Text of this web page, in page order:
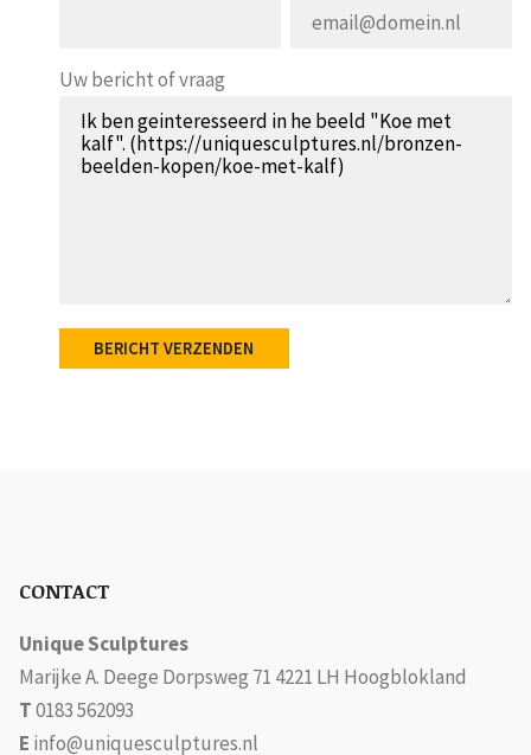
Uw bericht of vraag
BERICHT VERZENDEN
CONTACT
Unique Sculptures
Marijke A. Deege Dorpsweg 71 4221 LH Hoogblokland
T0183 562093
E info@uniquesculptures.nl